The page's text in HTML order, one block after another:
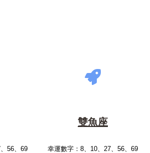
56、69
雙魚座
幸運數字：8、10、27、56、69